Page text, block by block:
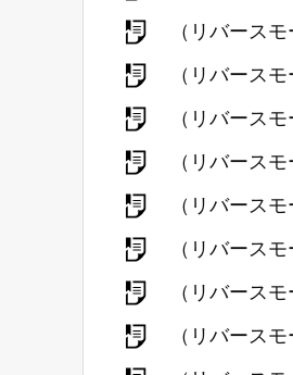
（リバース
（リバース
（リバース
（リバース
（リバース
（リバース
（リバース
（リバース